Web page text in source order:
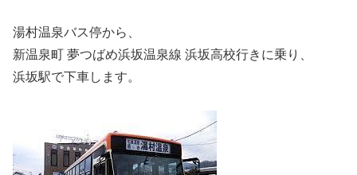
湯村温泉バス停から、
新温泉町 夢つばめ浜坂温泉線 浜坂高校行きに乗り、
浜坂駅で下車します。